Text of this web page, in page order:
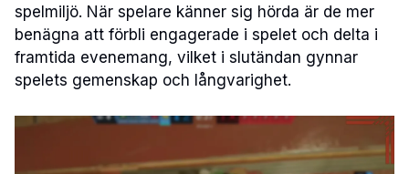
spelmiljö. När spelare känner sig hörda är de mer
benägna att förbli engagerade i spelet och delta i
framtida evenemang, vilket i slutändan gynnar
spelets gemenskap och långvarighet.